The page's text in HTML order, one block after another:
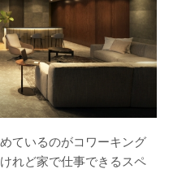
ているのがコワーキング
れど家で仕事できるスペ